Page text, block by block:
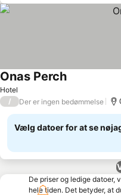
Hotel
Onas Perch
/ Der er ingen bedømmelse
Vælg datoer for at se
De priser og ledige datoer,
hele tiden. Det betyder, at